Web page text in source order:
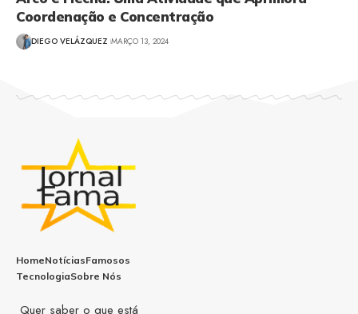
Coordenação e Concentração
DIEGO VELÁZQUEZ MARÇO 13, 2024
HomeNotíciasFamosos
TecnologiaSobre Nós
Quer saber o que está